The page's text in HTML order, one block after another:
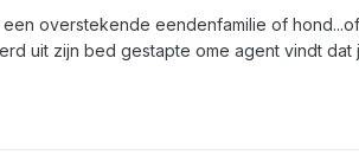
overstekende eendenfamilie of
uit zijn bed gestapte ome agent vindt